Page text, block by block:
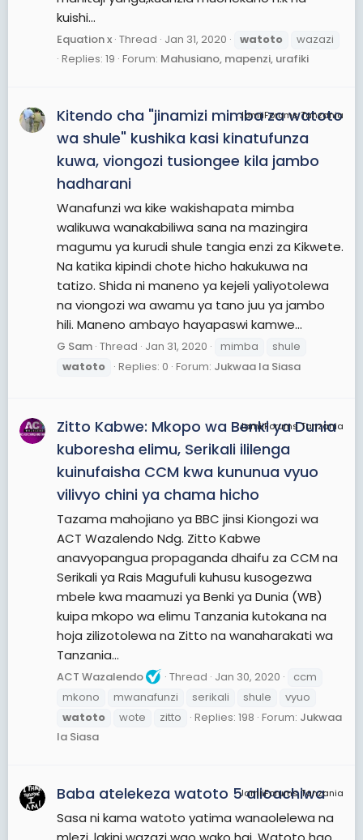
kuishi...
Equation x Thread Jan 31, 2020 watoto
wazazi
Replies: 19 Forum: Mahusiano, mapenzi, urafiki
JamiiForums Tanzania
Kitendo cha "jinamizi mimba za watoto
wa shule" kushika kasi kinatufunza
kuwa, viongozi tusiongee kila jambo
hadharani
Wanafunzi wa kike wakishapata mimba
walikuwa wanakabiliwa sana na mazingira
magumu ya kurudi shule tangia enzi za Kikwete.
Na katika kipindi chote hicho hakukuwa na
tatizo. Shida ni maneno ya kejeli yaliyotolewa
na viongozi wa awamu ya tano juu ya jambo
hili. Maneno ambayo hayapaswi kamwe...
G Sam Thread Jan 31, 2020 mimba
shule
watoto
Replies: 0 Forum: Jukwaa la Siasa
JamiiForums Tanzania
Zitto Kabwe: Mkopo wa Benki ya Dunia
kuboresha elimu, Serikali ililenga
kuinufaisha CCM kwa kununua vyuo
vilivyo chini ya chama hicho
Tazama mahojiano ya BBC jinsi Kiongozi wa
ACT Wazalendo Ndg. Zitto Kabwe
anavyopangua propaganda dhaifu za CCM na
Serikali ya Rais Magufuli kuhusu kusogezwa
mbele kwa maamuzi ya Benki ya Dunia (WB)
kuipa mkopo wa elimu Tanzania kutokana na
hoja zilizotolewa na Zitto na wanaharakati wa
Tanzania...
ACT Wazalendo Thread Jan 30, 2020
ccm
mkono
mwanafunzi serikali shule
vyuo
watoto
wote zitto Replies: 198 Forum: Jukwaa
la Siasa
JamiiForums Tanzania
Baba atelekeza watoto 5 alioachiwa
Sasa ni kama watoto yatima wanaolelewa na